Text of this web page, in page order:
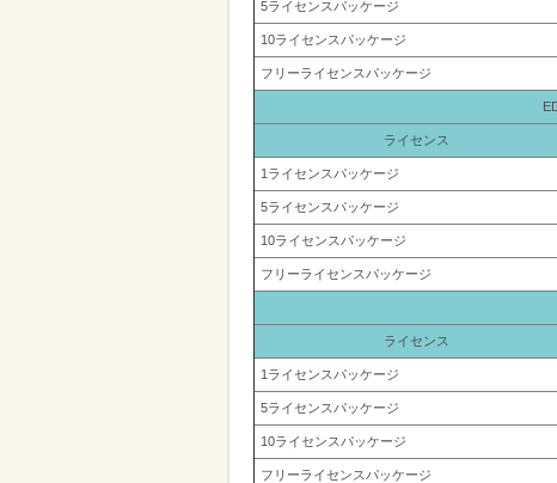
5ライセンスパッケージ
10ライセンスパッケージ
フリーライセンスパッケージ
ライセンス
1ライセンスパッケージ
5ライセンスパッケージ
10ライセンスパッケージ
フリーライセンスパッケージ
ライセンス
1ライセンスパッケージ
5ライセンスパッケージ
10ライセンスパッケージ
フリーライセンスパッケージ